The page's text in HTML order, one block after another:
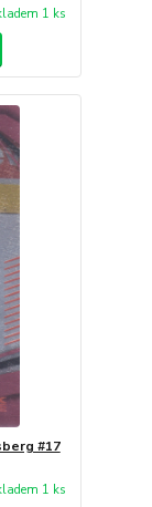
1 ks
#17
1 ks